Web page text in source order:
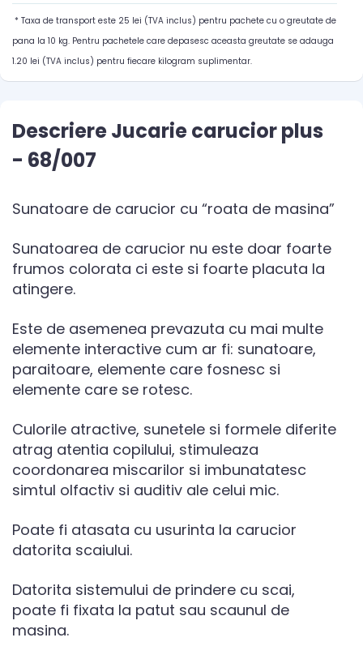
* Taxa de transport este 25 lei (TVA inclus) pentru pachete cu o greutate de
pana la 10 kg. Pentru pachetele care depasesc aceasta greutate se adauga
1.20 lei (TVA inclus) pentru fiecare kilogram suplimentar.
Descriere Jucarie carucior plus
- 68/007
Sunatoare de carucior cu “roata de masina”
Sunatoarea de carucior nu este doar foarte
frumos colorata ci este si foarte placuta la
atingere.
Este de asemenea prevazuta cu mai multe
elemente interactive cum ar fi: sunatoare,
paraitoare, elemente care fosnesc si
elemente care se rotesc.
Culorile atractive, sunetele si formele diferite
atrag atentia copilului, stimuleaza
coordonarea miscarilor si imbunatatesc
simtul olfactiv si auditiv ale celui mic.
Poate fi atasata cu usurinta la carucior
datorita scaiului.
Datorita sistemului de prindere cu scai,
poate fi fixata la patut sau scaunul de
masina.